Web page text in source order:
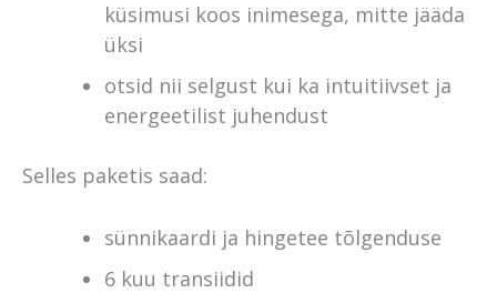
küsimusi koos inimesega, mitte jääda
üksi
otsid nii selgust kui ka intuitiivset ja
energeetilist juhendust
Selles paketis saad:
sünnikaardi ja hingetee tõlgenduse
6 kuu transiidid